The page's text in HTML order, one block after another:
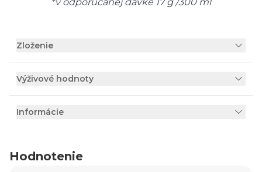
Zloženie
Výživové hodnoty
Informácie
Hodnotenie